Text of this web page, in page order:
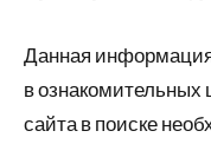
Данная
в
сайта в поиске